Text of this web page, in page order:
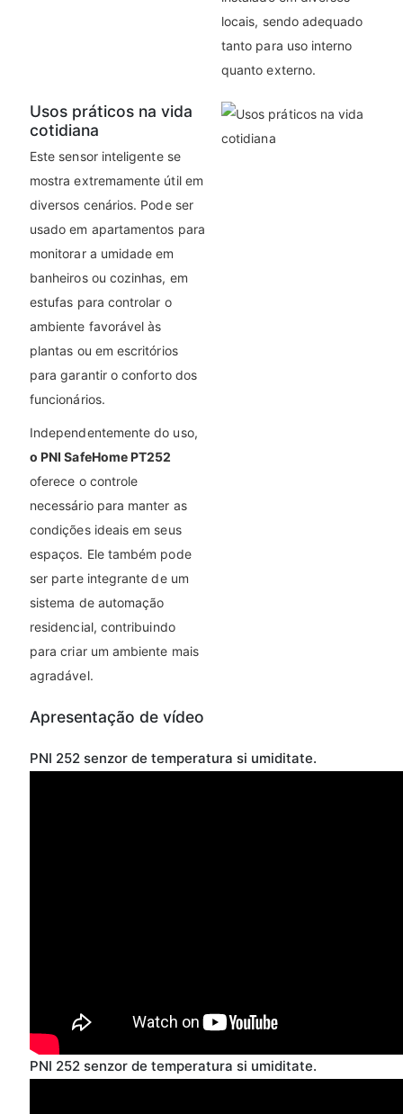
locais, sendo adequado
tanto para uso interno
quanto externo.
Usos práticos na vida
cotidiana
Este sensor inteligente se
mostra extremamente útil em
diversos cenários. Pode ser
usado em apartamentos para
monitorar a umidade em
banheiros ou cozinhas, em
estufas para controlar o
ambiente favorável às
plantas ou em escritórios
para garantir o conforto dos
funcionários.
Independentemente do uso,
o PNI SafeHome PT252
oferece o controle
necessário para manter as
condições ideais em seus
espaços. Ele também pode
ser parte integrante de um
sistema de automação
residencial, contribuindo
para criar um ambiente mais
agradável.
Apresentação de vídeo
PNI 252 senzor de temperatura si umiditate.
PNI 252 senzor de temperatura si umiditate.